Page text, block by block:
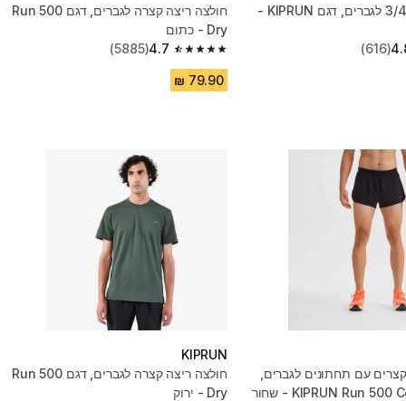
מכנסי ריצה 3/4 לגברים, דגם KIPRUN -
(616)
חולצה ריצה קצרה לגברים, דגם Run 500
Dry - כתום
4.7
4.7 out of 5 stars from 5885 reviews
(5885)
עם תחתונים לגברים,
KIPRUN
חולצה ריצה קצרה לגברים, דגם Run 500
Dry - ירוק